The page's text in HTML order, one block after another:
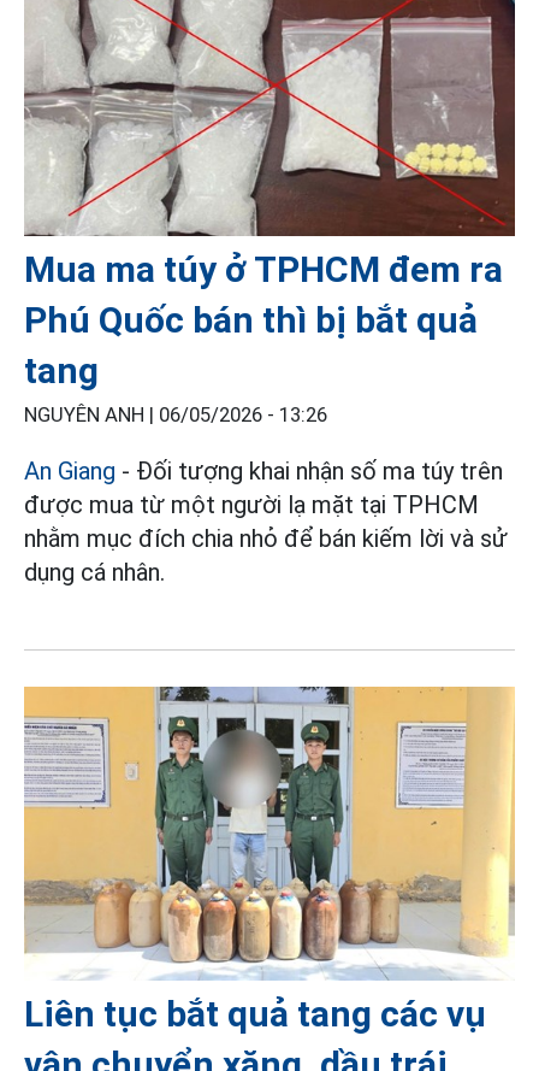
Mua ma túy ở TPHCM đem ra
Phú Quốc bán thì bị bắt quả
tang
NGUYÊN ANH | 06/05/2026 - 13:26
An Giang - Đối tượng khai nhận số ma túy trên
được mua từ một người lạ mặt tại TPHCM
nhằm mục đích chia nhỏ để bán kiếm lời và sử
dụng cá nhân.
Liên tục bắt quả tang các vụ